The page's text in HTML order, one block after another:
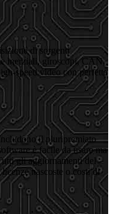
di sorgenti
inerziali, giroscopi, CAN,
speed video con perfetta
il pluripremiato
è facile da usare ma
gli aggiornamenti del
nascoste o costi di